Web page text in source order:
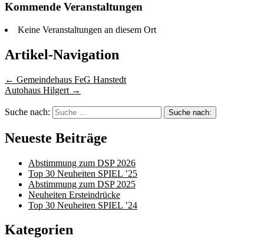
Kommende Veranstaltungen
Keine Veranstaltungen an diesem Ort
Artikel-Navigation
← Gemeindehaus FeG Hanstedt
Autohaus Hilgert →
Suche nach:
Neueste Beiträge
Abstimmung zum DSP 2026
Top 30 Neuheiten SPIEL ’25
Abstimmung zum DSP 2025
Neuheiten Ersteindrücke
Top 30 Neuheiten SPIEL ’24
Kategorien